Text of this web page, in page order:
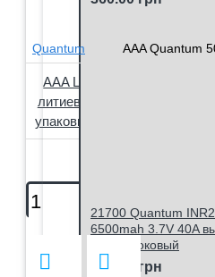
21700 Quantum
6500mah 3.7V 40A
высокотоковый
390.00 грн
Quantum AAA Quantum
AAA Li-ion Quantum 500mAh
литиевые аккумуляторы
упаковка 4 шт. в пластиковом